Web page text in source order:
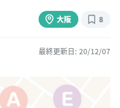
大阪 8
最終更新日: 20/12/07